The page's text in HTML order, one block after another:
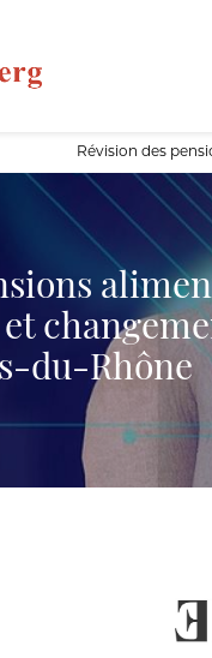
Révision des
du-Rhône